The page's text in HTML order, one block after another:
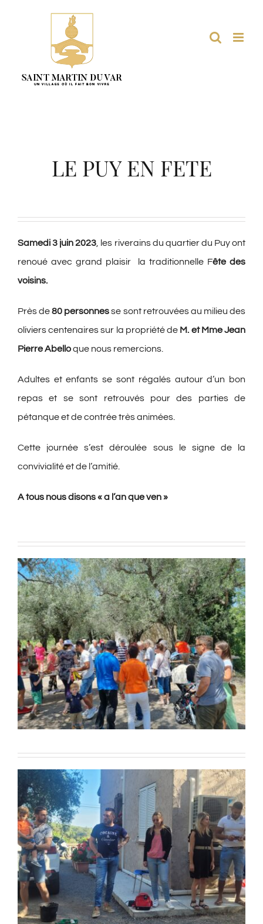
LE PUY EN FETE
Samedi 3 juin 2023, les riverains du quartier du Puy ont
renoué avec grand plaisir la traditionnelle Fête des
voisins.
Près de80 personnesse sont retrouvées au milieu des
oliviers centenaires sur la propriété de M. et Mme Jean
Pierre Abelloque nous remercions.
Adultes et enfants se sont régalés autour d’un bon
repas et se sont retrouvés pour des parties de
pétanque et de contrée très animées.
Cette journée s’est déroulée sous le signe de la
convivialité et de l’amitié.
A tous nous disons « a l’an que ven »